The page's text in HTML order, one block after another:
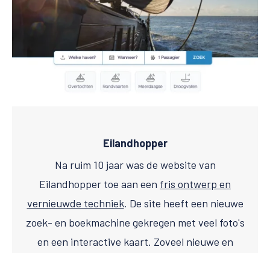
Eilandhopper
Na ruim 10 jaar was de website van
Eilandhopper toe aan een fris ontwerp en
vernieuwde techniek. De site heeft een nieuwe
zoek- en boekmachine gekregen met veel foto's
en een interactive kaart. Zoveel nieuwe en